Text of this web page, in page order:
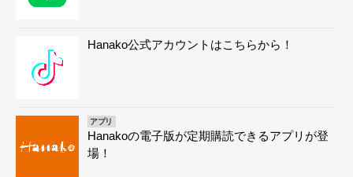
Hanako公式アカウントはこちらから！
アプリ
Hanakoの電子版が定期購読できるアプリが登
場！